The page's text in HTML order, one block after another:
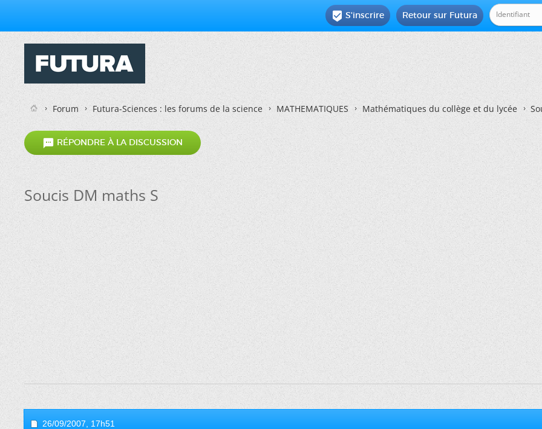
Retour sur Futura
 S'inscrire
Forum Futura-Sciences : les forums de la science MATHEMATIQUES Mathématiques du collège et du lycée
 RÉPONDRE À LA DISCUSSION
Soucis DM maths S
26/09/2007, 17h51